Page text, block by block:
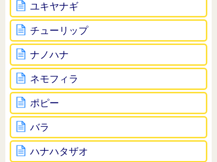
ユキヤナギ
チューリップ
ナノハナ
ネモフィラ
ポピー
バラ
ハナハタザオ